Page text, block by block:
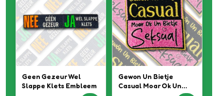
Geen Gezeur Wel
Slappe Klets Embleem
Gewon Un Bietje
Casual Moar Ok Un